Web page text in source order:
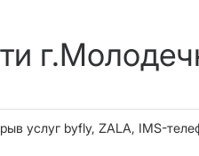
услуг byfly, ZALA, IMS-